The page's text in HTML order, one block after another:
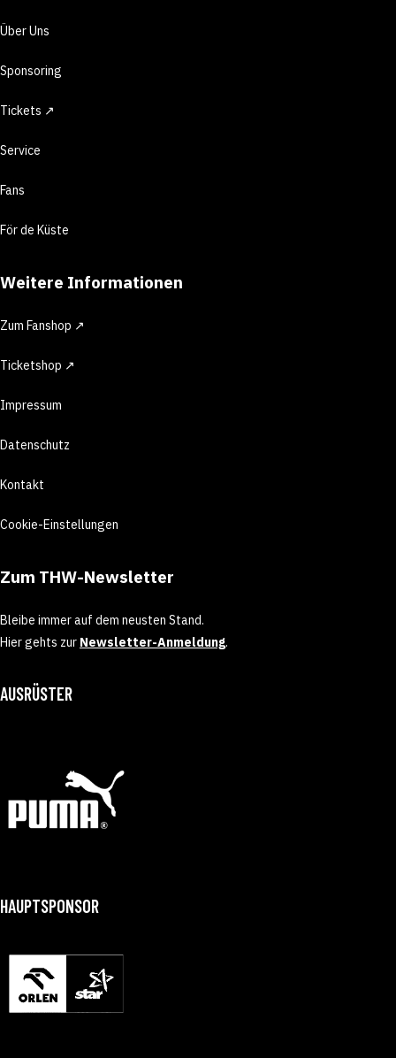
Über Uns
Sponsoring
Tickets ↗
Service
Fans
För de Küste
Weitere Informationen
Zum Fanshop ↗
Ticketshop ↗
Impressum
Datenschutz
Kontakt
Cookie-Einstellungen
Zum THW-Newsletter
Bleibe immer auf dem neusten Stand.
Hier gehts zur Newsletter-Anmeldung.
AUSRÜSTER
HAUPTSPONSOR